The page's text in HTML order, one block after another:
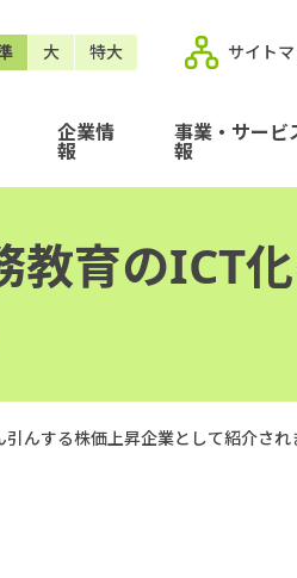
大 特大 サイト
企業情
報
事業・サービ
報
教育のICT
んする株価上昇企業として紹介され